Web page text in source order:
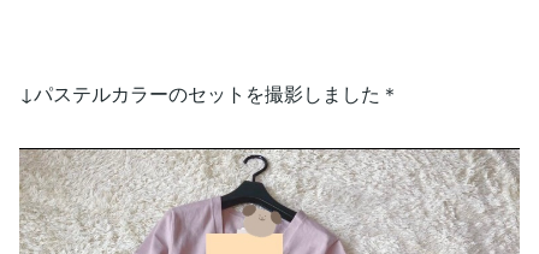
↓パステルカラーのセットを撮影しました＊